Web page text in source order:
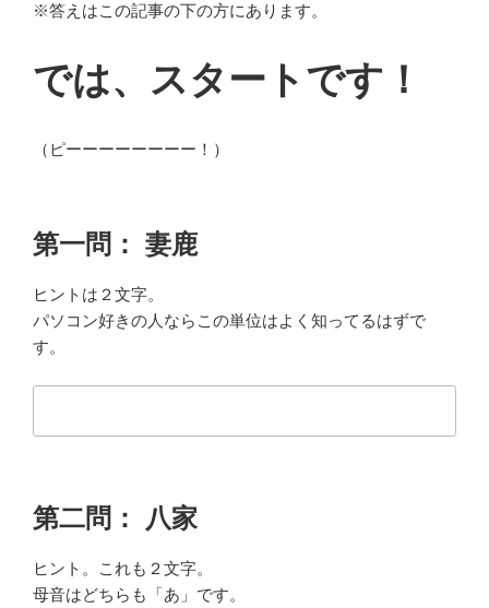
※答えはこの記事の下の方にあります。
では、スタートです！
（ピーーーーーーーー！）
第一問： 妻鹿
ヒントは２文字。
パソコン好きの人ならこの単位はよく知ってるはずで
す。
第二問： 八家
ヒント。これも２文字。
母音はどちらも「あ」です。